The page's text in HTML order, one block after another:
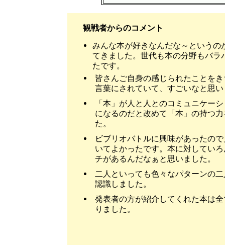
観戦者からのコメント
みんな本が好きなんだな～というの
てきました。世代も本の分野もバラ
たです。
皆さんご自身の感じられたことを
言葉にされていて、すごいなと思
「本」が人と人とのコミュニケー
になるのだと改めて「本」の持つ
た。
ビブリオバトルに興味があったの
いてよかったです。本に対してい
チがあるんだなぁと思いました。
二人といっても色々なパターンの
認識しました。
発表者の方が紹介してくれた本は
りました。